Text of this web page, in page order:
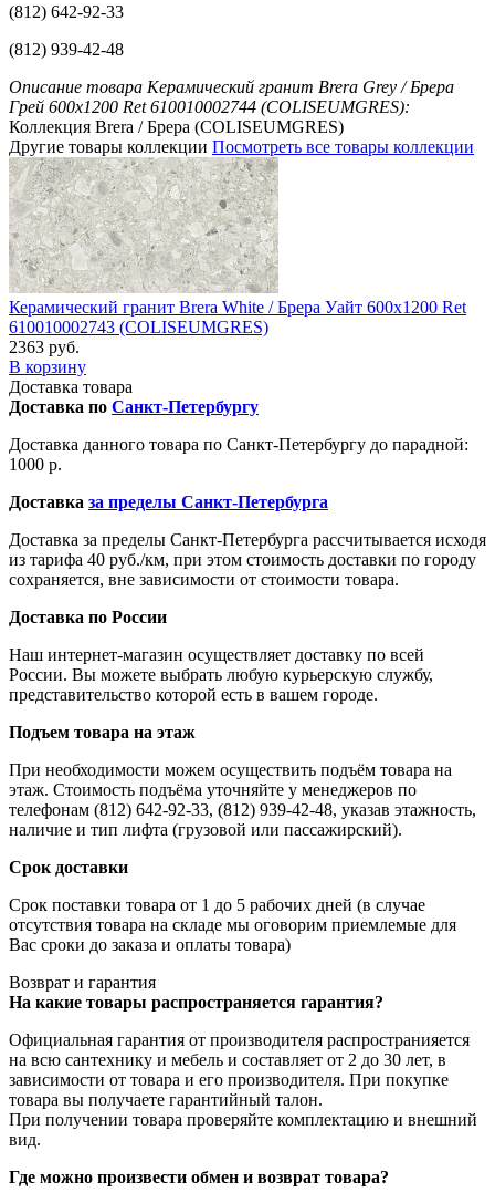
(812) 642-92-33
(812) 939-42-48
Описание товара Керамический гранит Brera Grey / Брера
Грей 600x1200 Ret 610010002744 (COLISEUMGRES):
Коллекция Brera / Брера (COLISEUMGRES)
Другие товары коллекции Посмотреть все товары коллекции
Керамический гранит Brera White / Брера Уайт 600x1200 Ret
610010002743 (COLISEUMGRES)
2363 руб.
В корзину
Доставка товара
Доставка по Санкт-Петербургу
Доставка данного товара по Санкт-Петербургу до парадной:
1000 р.
Доставка за пределы Санкт-Петербурга
Доставка за пределы Санкт-Петербурга рассчитывается исходя
из тарифа 40 руб./км, при этом стоимость доставки по городу
сохраняется, вне зависимости от стоимости товара.
Доставка по России
Наш интернет-магазин осуществляет доставку по всей
России. Вы можете выбрать любую курьерскую службу,
представительство которой есть в вашем городе.
Подъем товара на этаж
При необходимости можем осуществить подъём товара на
этаж. Стоимость подъёма уточняйте у менеджеров по
телефонам (812) 642-92-33, (812) 939-42-48, указав этажность,
наличие и тип лифта (грузовой или пассажирский).
Срок доставки
Срок поставки товара от 1 до 5 рабочих дней (в случае
отсутствия товара на складе мы оговорим приемлемые для
Вас сроки до заказа и оплаты товара)
Возврат и гарантия
На какие товары распространяется гарантия?
Официальная гарантия от производителя распространияется
на всю сантехнику и мебель и составляет от 2 до 30 лет, в
зависимости от товара и его производителя. При покупке
товара вы получаете гарантийный талон.
При получении товара проверяйте комплектацию и внешний
вид.
Где можно произвести обмен и возврат товара?